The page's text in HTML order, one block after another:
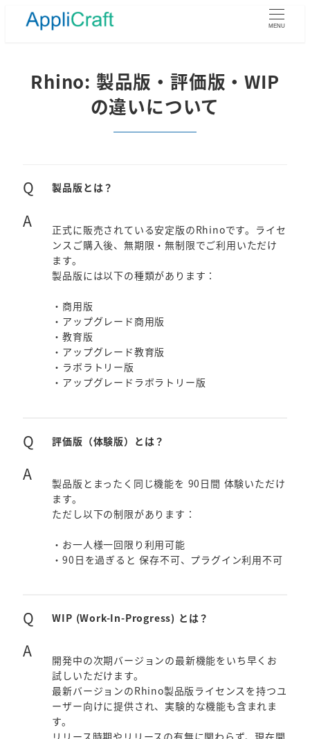
MENU
Rhino: 製品版・評価版・WIP
の違いについて
Q 製品版とは？
A
正式に販売されている安定版のRhinoです。ライセ
ンスご購入後、無期限・無制限でご利用いただけ
ます。
製品版には以下の種類があります：
・商用版
・アップグレード商用版
・教育版
・アップグレード教育版
・ラボラトリー版
・アップグレードラボラトリー版
Q 評価版（体験版）とは？
A
製品版とまったく同じ機能を 90日間 体験いただけ
ます。
ただし以下の制限があります：
・お一人様一回限り利用可能
・90日を過ぎると 保存不可、プラグイン利用不可
Q WIP (Work-In-Progress) とは？
A
開発中の次期バージョンの最新機能をいち早くお
試しいただけます。
最新バージョンのRhino製品版ライセンスを持つユ
ーザー向けに提供され、実験的な機能も含まれま
す。